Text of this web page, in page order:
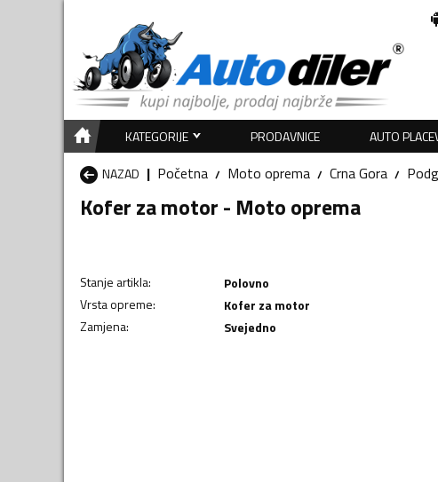
KATEGORIJE PRODAVNICE AUTO
NAZAD
Početna Moto oprema Crna Gora
Kofer za motor - Moto oprema
Stanje artikla:
Polovno
Vrsta opreme:
Kofer za motor
Zamjena: Svejedno